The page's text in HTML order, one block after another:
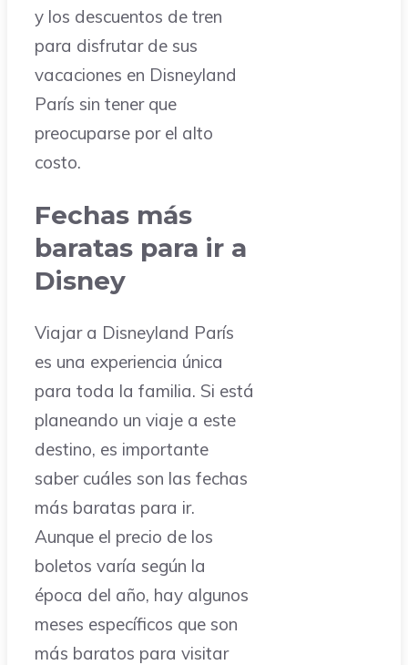
y los descuentos de tren
para disfrutar de sus
vacaciones en Disneyland
París sin tener que
preocuparse por el alto
costo.
Fechas más
baratas para ir a
Disney
Viajar a Disneyland París
es una experiencia única
para toda la familia. Si está
planeando un viaje a este
destino, es importante
saber cuáles son las fechas
más baratas para ir.
Aunque el precio de los
boletos varía según la
época del año, hay algunos
meses específicos que son
más baratos para visitar